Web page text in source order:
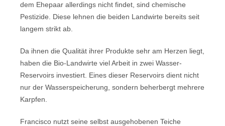
dem Ehepaar allerdings nicht findet, sind chemische
Pestizide. Diese lehnen die beiden Landwirte bereits seit
langem strikt ab.
Da ihnen die Qualität ihrer Produkte sehr am Herzen liegt,
haben die Bio-Landwirte viel Arbeit in zwei Wasser-
Reservoirs investiert. Eines dieser Reservoirs dient nicht
nur der Wasserspeicherung, sondern beherbergt mehrere
Karpfen.
Francisco nutzt seine selbst ausgehobenen Teiche